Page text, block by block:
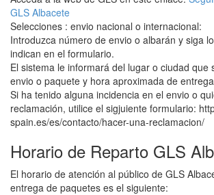
GLS Albacete
Selecciones : envio nacional o internacional:
Introduzca número de envio o albarán y siga
indican en el formulario.
El sistema le informará del lugar o ciudad que
envio o paquete y hora aproximada de
Si ha tenido alguna incidencia en el envio o
reclamación, utilice el sigjuiente formulario:
spain.es/es/contacto/hacer-una-reclamacion/
Horario de Reparto GLS
El horario de atención al público de GLS
entrega de paquetes es el siguiente: